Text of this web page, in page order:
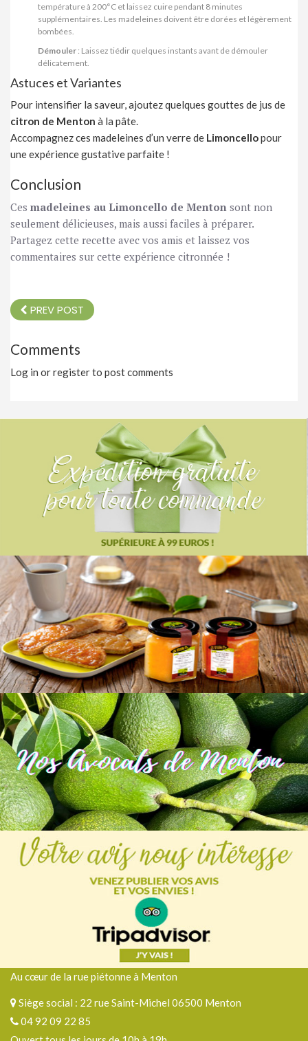
température à 200°C et laissez cuire pendant 8 minutes
supplémentaires. Les madeleines doivent être dorées et légèrement
bombées.
Démouler : Laissez tiédir quelques instants avant de démouler
délicatement.
Astuces et Variantes
Pour intensifier la saveur, ajoutez quelques gouttes de jus de
citron de Menton à la pâte.
Accompagnez ces madeleines d’un verre de Limoncellopour
une expérience gustative parfaite !
Conclusion
Ces madeleines au Limoncello de Menton sont non
seulement délicieuses, mais aussi faciles à préparer.
Partagez cette recette avec vos amis et laissez vos
commentaires sur cette expérience citronnée !
PREV POST
Comments
Log in or register to post comments
Au cœur de la rue piétonne à Menton
Siège social : 22 rue Saint-Michel 06500 Menton
04 92 09 22 85